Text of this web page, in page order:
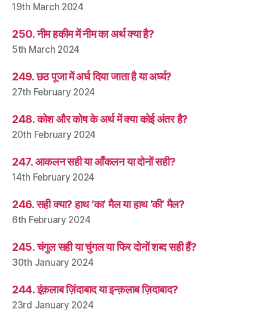
19th March 2024
250. नीम हकीम में नीम का अर्थ क्या है?
5th March 2024
249. छठ पूजा में अर्घ दिया जाता है या अर्घ्य?
27th February 2024
248. कोश और कोष के अर्थ में क्या कोई अंतर है?
20th February 2024
247. आकलन सही या आँकलन या दोनों सही?
14th February 2024
246. सही क्या? हाथ ‘का’ मैल या हाथ ‘की’ मैल?
6th February 2024
245. चंगुल सही या चुंगल या फिर दोनों शब्द सही हैं?
30th January 2024
244. इंक़लाब ज़िंदाबाद या इन्क़लाब ज़िदाबाद?
23rd January 2024